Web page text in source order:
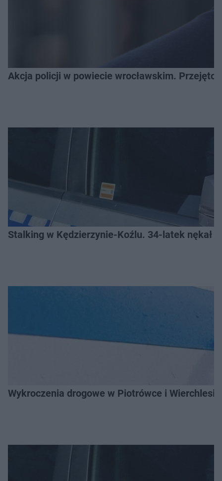
Akcja policji w powiecie wrocławskim.
Stalking w Kędzierzynie-Koźlu. 34-latek nękał
Wykroczenia drogowe w Piotrówce i